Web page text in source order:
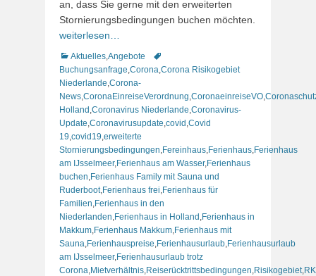
an, dass Sie gerne mit den erweiterten
Stornierungsbedingungen buchen möchten.
weiterlesen…
Kategorien
Aktuelles,Angebote
Schlagworte
Buchungsanfrage,Corona,Corona Risikogebiet
Niederlande,Corona-
News,CoronaEinreiseVerordnung,CoronaeinreiseVO,
Holland ,Coronavirus Niederlande,Coronavirus-
Update,Coronavirusupdate,covid ,Covid
19,covid19,erweiterte
Stornierungsbedingungen,Fereinhaus,Ferienhaus,Ferienhaus
am IJsselmeer,Ferienhaus am Wasser,Ferienhaus
buchen,Ferienhaus Family mit Sauna und
Ruderboot,Ferienhaus frei,Ferienhaus für
Familien,Ferienhaus in den
Niederlanden,Ferienhaus in Holland ,Ferienhaus in
Makkum,Ferienhaus Makkum,Ferienhaus mit
Sauna,Ferienhauspreise,Ferienhausurlaub,Ferienhausurlaub
am IJsselmeer,Ferienhausurlaub trotz
Corona,Mietverhältnis,Reiserücktrittsbedingungen,Risikogebiet,